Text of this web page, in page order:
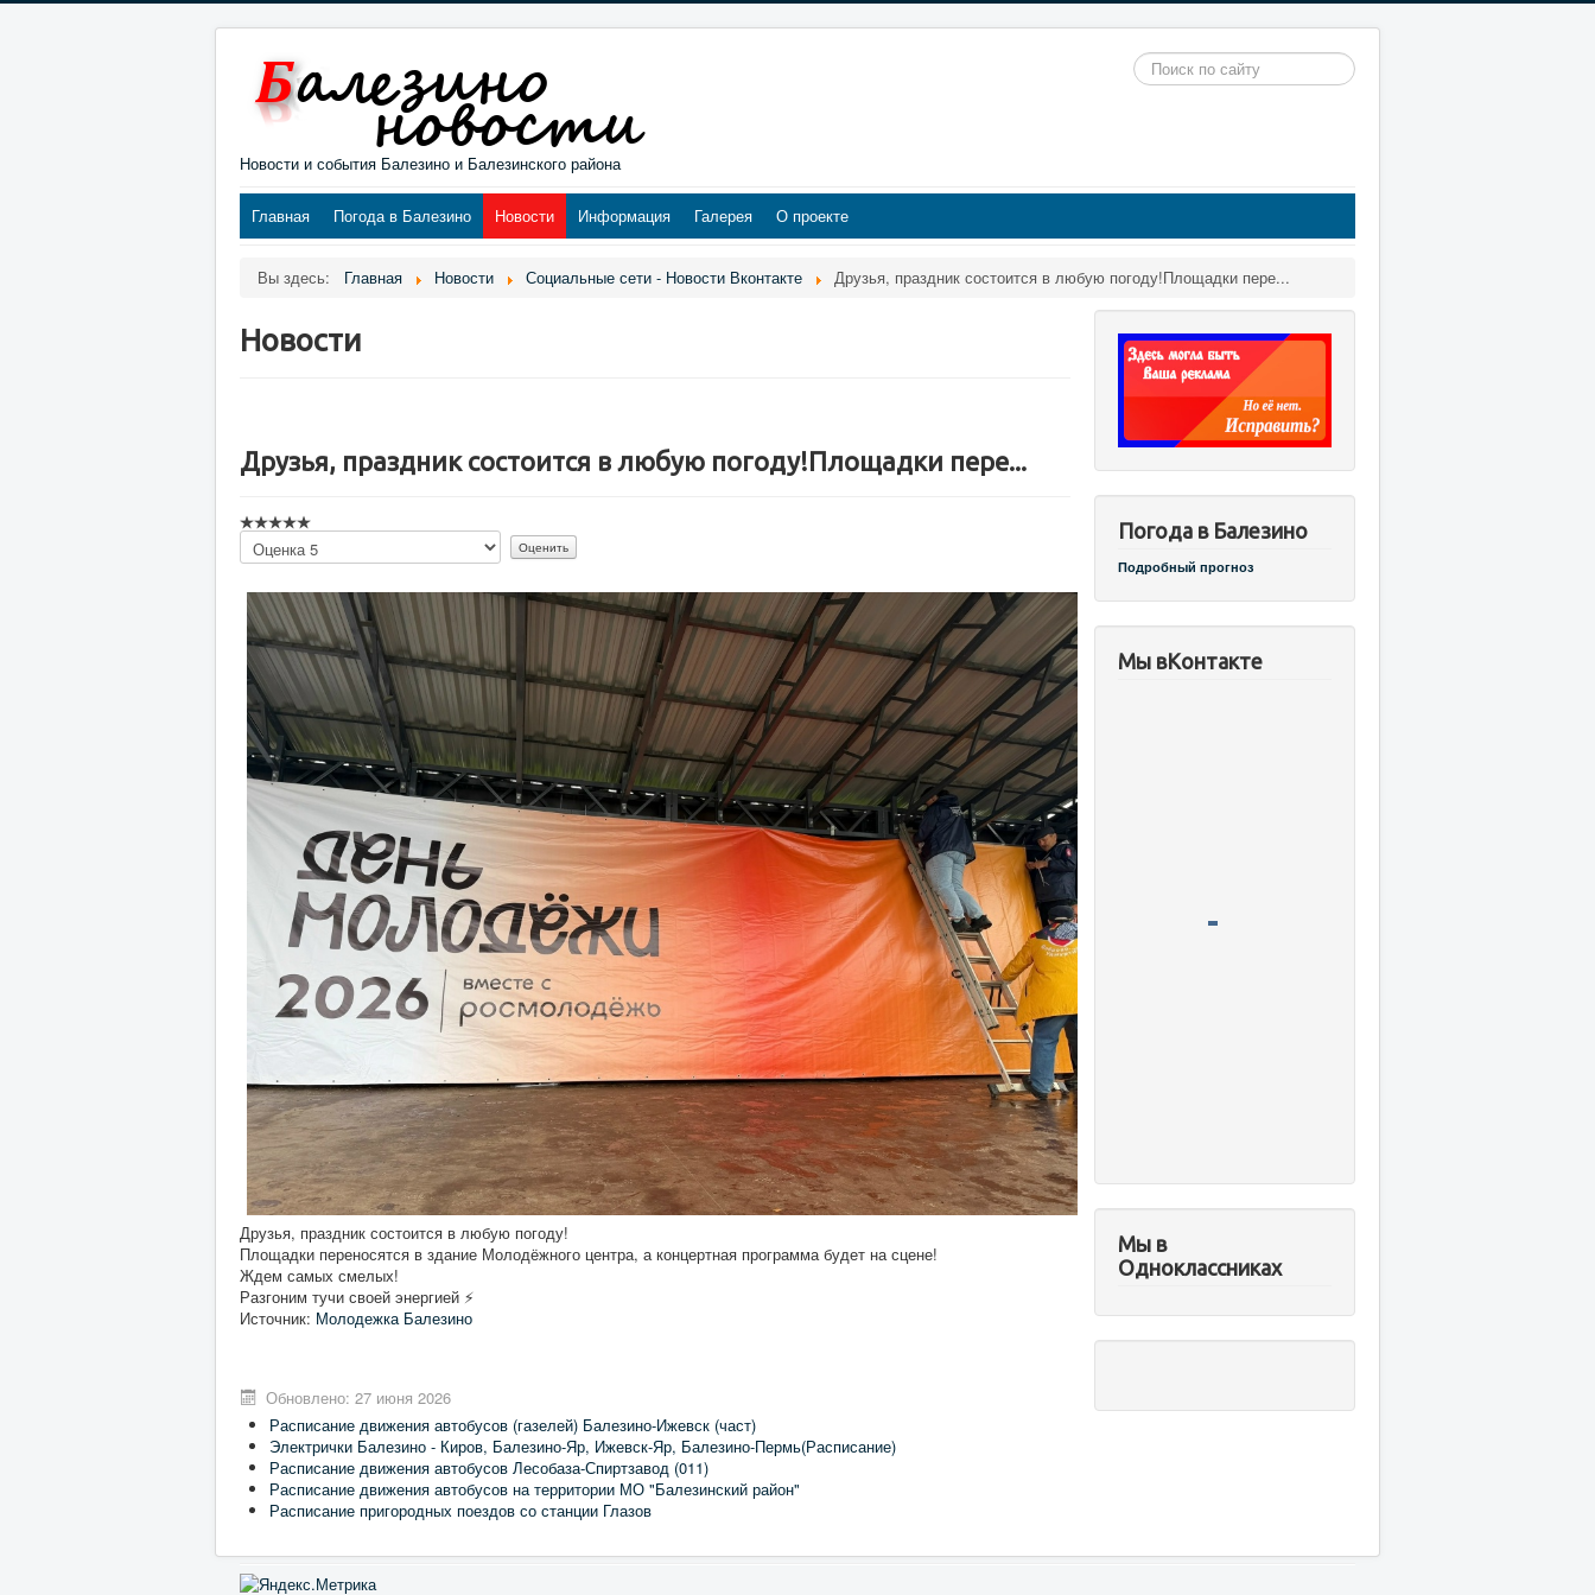
Новости и события Балезино и Балезинского района
Искать...
Главная Погода в Балезино Новости Информация Галерея О проекте
Вы здесь: Главная Новости Социальные сети - Новости Вконтакте Друзья, праздник состоится в любую погоду!Площадки пере...
Новости
Друзья, праздник состоится в любую погоду!Площадки пере...
Пожалуйста,
оцените
Друзья, праздник состоится в любую погоду!
Площадки переносятся в здание Молодёжного центра, а концертная программа будет на сцене!
Ждем самых смелых!
Разгоним тучи своей энергией ⚡
Источник: Молодежка Балезино
Обновлено: 27 июня 2026
Расписание движения автобусов (газелей) Балезино-Ижевск (част)
Электрички Балезино - Киров, Балезино-Яр, Ижевск-Яр, Балезино-Пермь(Расписание)
Расписание движения автобусов Лесобаза-Спиртзавод (011)
Расписание движения автобусов на территории МО "Балезинский район"
Расписание пригородных поездов со станции Глазов
Погода в Балезино
Подробный прогноз
Мы вКонтакте
Мы в
Одноклассниках